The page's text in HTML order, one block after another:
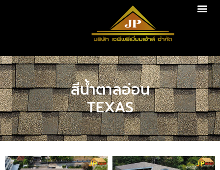
สีน้ำตาลอ่อน
TEXAS